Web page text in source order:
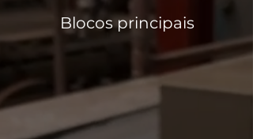
Blocos principais
11,5x19x39
EST 40 - RESISTÊNCIA MPa 4,0